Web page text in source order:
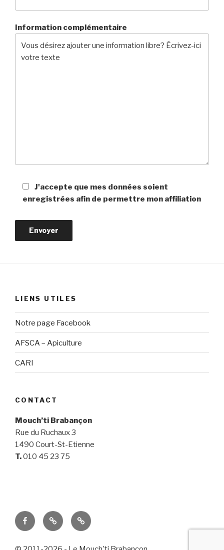
Information complémentaire
J'accepte que mes données soient
enregistrées afin de permettre mon affiliation
LIENS UTILES
Notre page Facebook
AFSCA – Apiculture
CARI
CONTACT
Mouch’ti Brabançon
Rue du Ruchaux 3
1490 Court-St-Etienne
T.010 45 23 75
Notre
page
AFSCA
–
CARI